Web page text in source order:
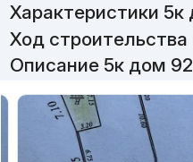
Характеристики
Ход
Описание 5к дом